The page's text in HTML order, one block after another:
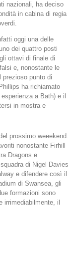
nazionali, ha deciso
in cabina di regia
oggi una delle
dei quattro posti
ottavi di finale di
e, nonostante le
punto di
ha richiamato
a Bath) e il
in mostra e
prossimo weeekend.
nonostante Firhill
Dragons e
di Nigel Davies
e difendere così il
di Swansea, gli
formazioni sono
irrimediabilmente, il